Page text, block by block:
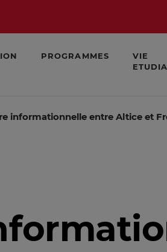
PROGRAMMES
VIE
informationnelle entre Altice et